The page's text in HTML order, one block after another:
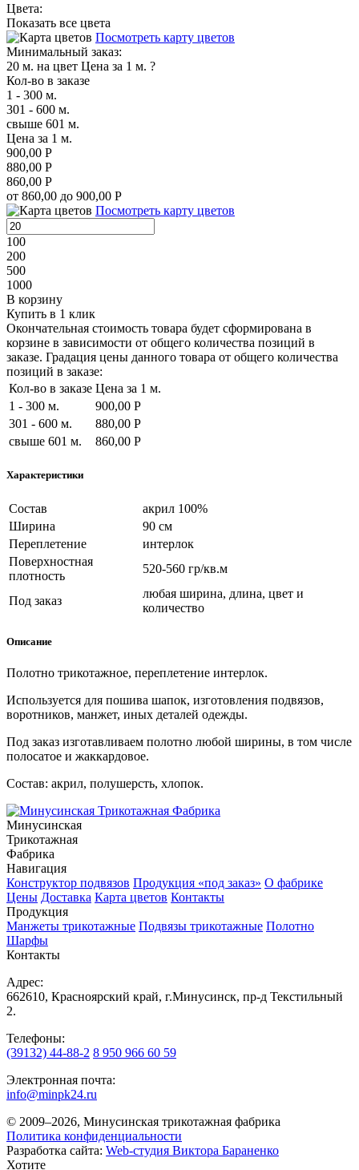
Цвета:
Показать все цвета
Посмотреть карту цветов
Минимальный заказ:
20 м. на цвет Цена за 1 м. ?
Кол-во в заказе
1 - 300 м.
301 - 600 м.
свыше 601 м.
Цена за 1 м.
900,00 Р
880,00 Р
860,00 Р
от 860,00 до 900,00 Р
Посмотреть карту цветов
100
200
500
1000
В корзину
Купить в 1 клик
Окончательная стоимость товара будет сформирована в
корзине в зависимости от общего количества позиций в
заказе. Градация цены данного товара от общего количества
позиций в заказе:
Кол-во в заказе Цена за 1 м.
1 - 300 м.
900,00 Р
301 - 600 м.
880,00 Р
свыше 601 м.
860,00 Р
Характеристики
Состав
акрил 100%
Ширина
90 см
Переплетение
интерлок
Поверхностная
плотность
520-560 гр/кв.м
Под заказ
любая ширина, длина, цвет и
количество
Описание
Полотно трикотажное, переплетение интерлок.
Используется для пошива шапок, изготовления подвязов,
воротников, манжет, иных деталей одежды.
Под заказ изготавливаем полотно любой ширины, в том числе
полосатое и жаккардовое.
Состав: акрил, полушерсть, хлопок.
Минусинская
Трикотажная
Фабрика
Навигация
Конструктор подвязов Продукция «под заказ» О фабрике
Цены Доставка Карта цветов Контакты
Продукция
Манжеты трикотажные Подвязы трикотажные Полотно
Шарфы
Контакты
Адрес:
662610, Красноярский край, г.Минусинск, пр-д Текстильный
2.
Телефоны:
(39132) 44-88-2 8 950 966 60 59
Электронная почта:
info@minpk24.ru
© 2009–2026, Минусинская трикотажная фабрика
Политика конфиденциальности
Разработка сайта: Web-студия Виктора Бараненко
Хотите